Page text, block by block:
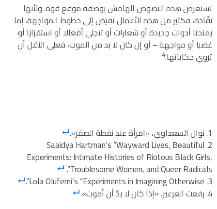
تستعرض هذه النصوص الهامش بوصفه موقع قوة. ولأنها
نفّاذة، فكثير من هذه الأعمال تفيض إلى خطوط المواجهة. إما
بمنحنا أدوات جديدة أو شعارات أو تتجلى أفعالا أو استفزازا أو
غضبا أو مواجهة – أو إن كان لا بد من الموت، فعلى الأقل أن
تروي حكاياتها.4
نوال السعداوي، «امرأة عند نقطة الصفر».
Saaidya Hartman’s “Wayward Lives, Beautiful
Experiments: Intimate Histories of Riotous Black Girls,
Troublesome Women, and Queer Radicals”.
Lola Olufemi’s “Experiments in Imagining Otherwise”.
رفعت العرعير، «إذا كان لا بدّ أن أموت».